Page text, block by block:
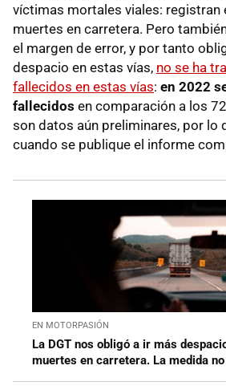
víctimas mortales viales: registran
muertes en carretera. Pero
el margen de error, y por tanto
despacio en estas vías, no se ha
fallecidos en estas vías: en 2022
fallecidos en comparación a los
son datos aún preliminares, por lo
cuando se publique el informe
EN MOTORPASIÓN
La DGT nos obligó a ir más
muertes en carretera. La medida